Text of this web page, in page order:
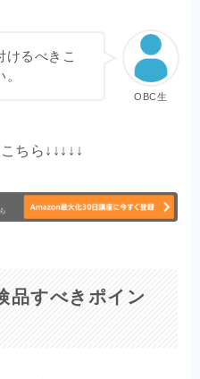
OBC生
けるべきこ
ちら↓↓↓↓↓
品すべきポイン